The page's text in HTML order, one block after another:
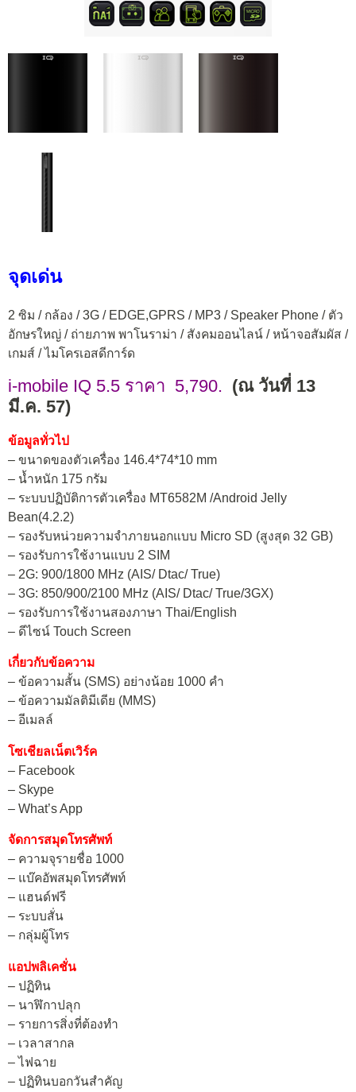
จุดเด่น
2 ซิม / กล้อง / 3G / EDGE,GPRS / MP3 / Speaker Phone / ตัว
อักษรใหญ่ / ถ่ายภาพ พาโนราม่า / สังคมออนไลน์ / หน้าจอสัมผัส /
เกมส์ / ไมโครเอสดีการ์ด
i-mobile IQ 5.5 ราคา 5,790. (ณ วันที่ 13
มี.ค. 57)
ข้อมูลทั่วไป
– ขนาดของตัวเครื่อง 146.4*74*10 mm
– น้ำหนัก 175 กรัม
– ระบบปฏิบัติการตัวเครื่อง MT6582M /Android Jelly
Bean(4.2.2)
– รองรับหน่วยความจำภายนอกแบบ Micro SD (สูงสุด 32 GB)
– รองรับการใช้งานแบบ 2 SIM
– 2G: 900/1800 MHz (AIS/ Dtac/ True)
– 3G: 850/900/2100 MHz (AIS/ Dtac/ True/3GX)
– รองรับการใช้งานสองภาษา Thai/English
– ดีไซน์ Touch Screen
เกี่ยวกับข้อความ
– ข้อความสั้น (SMS) อย่างน้อย 1000 คำ
– ข้อความมัลติมีเดีย (MMS)
– อีเมลล์
โซเชียลเน็ตเวิร์ค
– Facebook
– Skype
– What’s App
จัดการสมุดโทรศัพท์
– ความจุรายชื่อ 1000
– แบ๊คอัพสมุดโทรศัพท์
– แฮนด์ฟรี
– ระบบสั่น
– กลุ่มผู้โทร
แอปพลิเคชั่น
– ปฏิทิน
– นาฬิกาปลุก
– รายการสิ่งที่ต้องทำ
– เวลาสากล
– ไฟฉาย
– ปฏิทินบอกวันสำคัญ